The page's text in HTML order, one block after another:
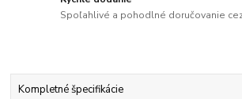
Spoľahlivé a pohodlné doručovanie
Kompletné špecifikácie